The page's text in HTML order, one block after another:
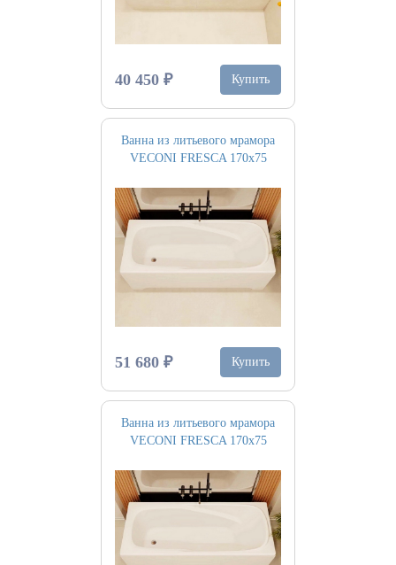
40 450 ₽ Купить
Ванна из литьевого мрамора
VECONI FRESCA 170х75
51 680 ₽ Купить
Ванна из литьевого мрамора
VECONI FRESCA 170х75